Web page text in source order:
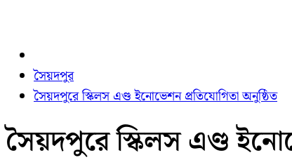
সৈয়দপুর
সৈয়দপুরে স্কিলস এণ্ড ইনোভেশন প্রতিযোগিতা অনুষ্ঠিত
সৈয়দপুরে স্কিলস এণ্ড